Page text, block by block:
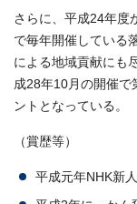
さらに、平成24年度
で毎年開催している
による地域貢献にも
成28年10月の開催で
ントとなっている。
（賞歴等）
平成元年NHK新